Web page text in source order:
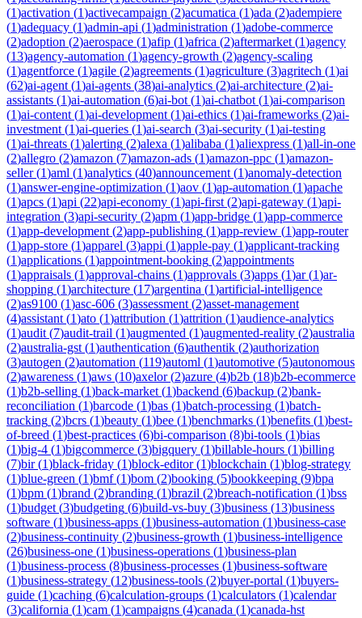
(1)activation (1)activecampaign (2)acumatica (1)ada (2)adempiere
(1)adequacy (1)admin-api (1)administration (1)adobe-commerce
(2)adoption (2)aerospace (1)afip (1)africa (2)aftermarket (1)agency
(13)agency-automation (1)agency-growth (2)agency-scaling
(1)agentforce (1)agile (2)agreements (1)agriculture (3)agritech (1)ai
(62)ai-agent (1)ai-agents (38)ai-analytics (2)ai-architecture (2)ai-
assistants (1)ai-automation (6)ai-bot (1)ai-chatbot (1)ai-comparison
(1)ai-content (1)ai-development (1)ai-ethics (1)ai-frameworks (2)ai-
investment (1)ai-queries (1)ai-search (3)ai-security (1)ai-testing
(1)ai-threats (1)alerting (2)alexa (1)alibaba (1)aliexpress (1)all-in-one
(2)allegro (2)amazon (7)amazon-ads (1)amazon-ppc (1)amazon-
seller(1)aml (1)analytics (40)announcement (1)anomaly-detection
(1)answer-engine-optimization (1)aov (1)ap-automation (1)apache
(1)apcs (1)api (22)api-economy (1)api-first (2)api-gateway (1)api-
integration (3)api-security (2)apm (1)app-bridge (1)app-commerce
(1)app-development (2)app-publishing (1)app-review (1)app-router
(1)app-store (1)apparel (3)appi (1)apple-pay (1)applicant-tracking
(1)applications (1)appointment-booking (2)appointments
(1)appraisals (1)approval-chains (1)approvals (3)apps (1)ar(1)ar-
shopping (1)architecture (17)argentina (1)artificial-intelligence
(2)as9100 (1)asc-606 (3)assessment (2)asset-management
(4)assistant (1)ato (1)attribution (1)attrition (1)audience-analytics
(1)audit (7)audit-trail (1)augmented (1)augmented-reality (2)australia
(2)australia-gst (1)authentication (6)authentik (2)authorization
(3)autogen (2)automation (119)automl (1)automotive (5)autonomous
(2)awareness (1)aws (10)axelor(2)azure (4)b2b (18)b2b-ecommerce
(1)b2b-selling (1)back-market (1)backend (6)backup (2)bank-
reconciliation (1)barcode (1)bas (1)batch-processing (1)batch-
tracking (2)bcrs (1)beauty (1)bee (1)benchmarks (1)benefits (1)best-
of-breed (1)best-practices (6)bi-comparison (8)bi-tools (1)bias
(1)big-4 (1)bigcommerce (3)bigquery (1)billable-hours (1)billing
(7)bir(1)black-friday (1)block-editor(1)blockchain (1)blog-strategy
(1)blue-green (1)bmf(1)bom (2)booking (5)bookkeeping (9)bpa
(1)bpm (1)brand (2)branding (1)brazil (2)breach-notification (1)bss
(1)budget (3)budgeting (6)build-vs-buy (3)business (13)business
software (1)business-apps (1)business-automation (1)business-case
(2)business-continuity (2)business-growth (1)business-intelligence
(26)business-one (1)business-operations (1)business-plan
(1)business-process (8)business-processes (1)business-software
(1)business-strategy (12)business-tools (2)buyer-portal (1)buyers-
guide (1)caching (6)calculation-groups (1)calculators (1)calendar
(3)california (1)cam (1)campaigns (4)canada (1)canada-hst